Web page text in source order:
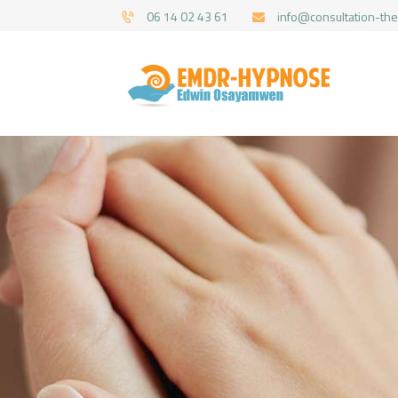
06 14 02 43 61 info@consultation-